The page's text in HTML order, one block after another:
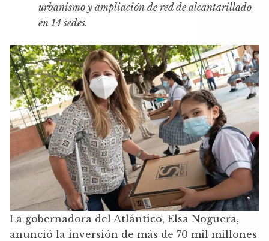
urbanismo y ampliación de red de alcantarillado
en 14 sedes.
La gobernadora del Atlántico, Elsa Noguera,
anunció la inversión de más de 70 mil millones